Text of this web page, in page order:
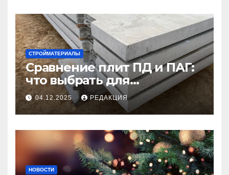
СТРОЙМАТЕРИАЛЫ
Сравнение плит ПД и ПАГ:
что выбрать для
долговечного и прочного
покрытия
04.12.2025 РЕДАКЦИЯ
НОВОСТИ